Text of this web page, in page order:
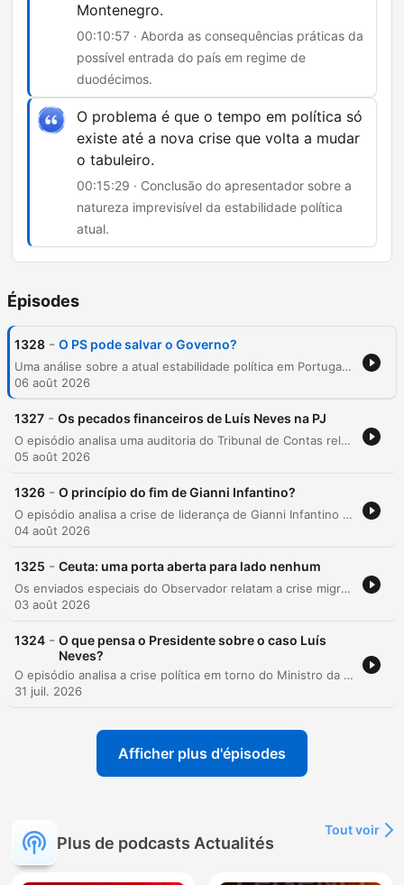
Montenegro.
00:10:57 · Aborda as consequências práticas da
possível entrada do país em regime de
duodécimos.
O problema é que o tempo em política só
existe até a nova crise que volta a mudar
o tabuleiro.
00:15:29 · Conclusão do apresentador sobre a
natureza imprevisível da estabilidade política
atual.
Épisodes
1328 - O PS pode salvar o Governo?
Uma análise sobre a atual estabilidade política em Portugal, focando na estratégia do Partido Socialista perante o governo de Luís Montenegro. O debate explora como o PS pretende evitar a responsabilidade por uma eventual queda do executivo, mantendo uma postura de cautela que pode incluir a abstenção para viabilizar o Orçamento do Estado. A discussão aborda também as dificuldades enfrentadas pelo governo em áreas como saúde e educação, e a tentativa de construir uma narrativa de vitimização política para futuras eleições.
06 août 2026
1327 - Os pecados financeiros de Luís Neves na PJ
O episódio analisa uma auditoria do Tribunal de Contas relativa ao ano de 2023, período em que Luís Neves exercia o cargo de Diretor Nacional da Polícia Judiciária. A investigação detalha a identificação de infrações financeiras relacionadas a contratos de combustível e serviços de agência de viagens, além de irregularidades no uso de cartões de crédito e na gestão de comunicações. A discussão explora por que, apesar das falhas detetadas, não foram aplicadas sanções ao então diretor, fundamentando-se no conceito de negligência e ausência de reincidência. O conteúdo aborda também as recomendações do Tribunal para a melhoria do controlo interno e a crítica ao uso frequente de mecanismos de contratação excluída na PJ.
05 août 2026
1326 - O princípio do fim de Gianni Infantino?
O episódio analisa a crise de liderança de Gianni Infantino na FIFA, motivada pela controversa proposta 'FIFA Forward Enterprise', que visava privatizar receitas do Mundial. A resistência da UEFA e o risco de perda de apoio das federações colocam em causa a sua reeleição para 2027. A análise explora a estratégia política de Infantino para as próximas eleições, baseada na busca direta por votos, e detalha a sua trajetória de ascensão e habilidade em antecipar contextos políticos, apesar do crescente isolamento institucional.
04 août 2026
1325 - Ceuta: uma porta aberta para lado nenhum
Os enviados especiais do Observador relatam a crise migratória em Ceuta, descrevendo o cenário de desolação e o impacto da chegada massiva de pessoas na cidade. O episódio detalha como as redes sociais influenciaram este movimento e narra momentos de profunda humanidade, como o resgate heroico de um homem à deriva no mar. A narrativa aborda ainda o clima de pânico entre os residentes locais e a situação desesperadora dos migrantes que, vindos de zonas de guerra, preferem enfrentar condições precárias em Ceuta a regressar a Marrocos.
03 août 2026
1324 - O que pensa o Presidente sobre o caso Luís
Neves?
O episódio analisa a crise política em torno do Ministro da Administração Interna, Luís Neves, e a postura cautelosa do Presidente da República, António José Seguro. Através de uma conversa entre Pedro Benevides e o editor adjunto de Política do Observador, Miguel Santos Carrapatoso, discute-se o impacto das recentes explicações do ministro na sua viabilidade política e o silêncio estratégico do Presidente perante as polémicas envolvendo a conduta de Neves enquanto Diretor da Polícia Judiciária. O debate aborda ainda a pressão parlamentar, a possível Comissão Parlamentar de Inquérito proposta pelo Chega e a gestão de crise do Governo de Luís Montenegro durante o período crítico de agosto.
31 juil. 2026
Afficher plus d'épisodes
Plus de podcasts Actualités
Tout voir